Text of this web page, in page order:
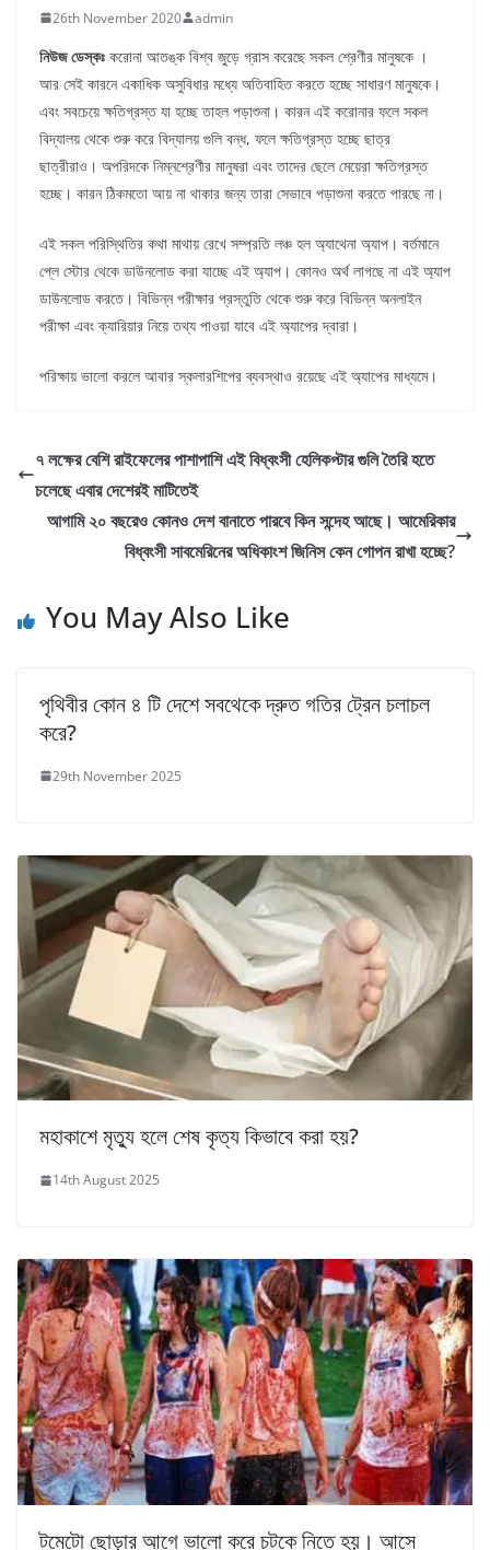
26th November 2020 admin
নিউজ ডেস্কঃ করোনা আতঙ্ক বিশ্ব জুড়ে গ্রাস করেছে সকল শ্রেণীর মানুষকে ।
আর সেই কারনে একাধিক অসুবিধার মধ্যে অতিবাহিত করতে হচ্ছে সাধারণ মানুষকে।
এবং সবচেয়ে ক্ষতিগ্রস্ত যা হচ্ছে তাহল পড়াশুনা। কারন এই করোনার ফলে সকল
বিদ্যালয় থেকে শুরু করে বিদ্যালয় গুলি বন্ধ, ফলে ক্ষতিগ্রস্ত হচ্ছে ছাত্র
ছাত্রীরাও। অপরিদকে নিম্নশ্রেণীর মানুষরা এবং তাদের ছেলে মেয়েরা ক্ষতিগ্রস্ত
হচ্ছে। কারন ঠিকমতো আয় না থাকার জন্য তারা সেভাবে পড়াশুনা করতে পারছে না।
এই সকল পরিস্থিতির কথা মাথায় রেখে সম্প্রতি লঞ্চ হল অ্যাথেনা অ্যাপ। বর্তমানে
প্লে স্টোর থেকে ডাউনলোড করা যাচ্ছে এই অ্যাপ। কোনও অর্থ লাগছে না এই অ্যাপ
ডাউনলোড করতে। বিভিন্ন পরীক্ষার প্রস্তুতি থেকে শুরু করে বিভিন্ন অনলাইন
পরীক্ষা এবং ক্যারিয়ার নিয়ে তথ্য পাওয়া যাবে এই অ্যাপের দ্বারা।
পরিক্ষায় ভালো করলে আবার স্কলারশিপের ব্যবস্থাও রয়েছে এই অ্যাপের মাধ্যমে।
৭ লক্ষের বেশি রাইফেলের পাশাপাশি এই বিধ্বংসী হেলিকপ্টার গুলি তৈরি হতে
চলেছে এবার দেশেরই মাটিতেই
আগামি ২০ বছরেও কোনও দেশ বানাতে পারবে কিন সন্দেহ আছে। আমেরিকার
বিধ্বংসী সাবমেরিনের অধিকাংশ জিনিস কেন গোপন রাখা হচ্ছে?
You May Also Like
পৃথিবীর কোন ৪ টি দেশে সবথেকে দ্রুত গতির ট্রেন চলাচল
করে?
29th November 2025
মহাকাশে মৃত্যু হলে শেষ কৃত্য কিভাবে করা হয়?
14th August 2025
টমেটো ছোড়ার আগে ভালো করে চটকে নিতে হয়। আসে